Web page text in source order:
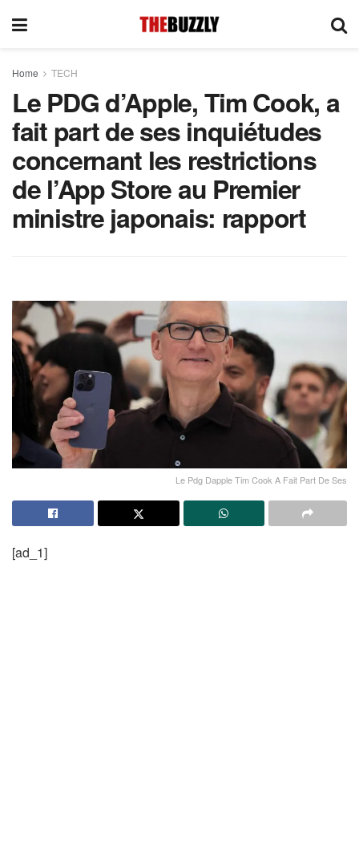
Home TECH
Le PDG d’Apple, Tim Cook, a
fait part de ses inquiétudes
concernant les restrictions
de l’App Store au Premier
ministre japonais: rapport
Le Pdg Dapple Tim Cook A Fait Part De Ses
[ad_1]